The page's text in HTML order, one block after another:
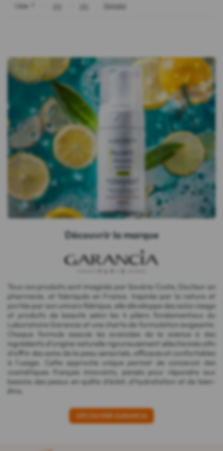
Découvrir la marque
Tous nos produits sont imaginés par Savéria Coste, Docteur en
pharmacie, et fabriqués en France. Inspirée par la nature et
portée par son univers féérique, elle développe des soins visage
et produits de beauté selon les 4 piliers fondamentaux du
Laboratoire Garancia et une charte de formulation exigeante.
Chaque formule associe les avancées de la science à des
ingrédients d'origine naturelle rigoureusement sélectionnés afin
d'offrir des soins de la peau sensoriels, efficaces et confortables
à l'usage. Cette approche unique permet de concevoir des
cosmétiques français innovants, pensés pour répondre aux
besoins des peaux en quête d'éclat, d'hydratation et de bien-
être.
DÉCOUVRIR GARANCIA